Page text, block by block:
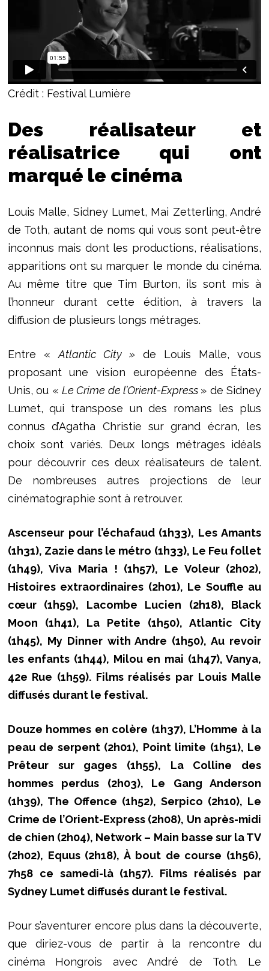
Crédit : Festival Lumière
Des réalisateur et
réalisatrice qui ont
marqué le cinéma
Louis Malle, Sidney Lumet, Mai Zetterling, André
de Toth, autant de noms qui vous sont peut-être
inconnus mais dont les productions, réalisations,
apparitions ont su marquer le monde du cinéma.
Au même titre que Tim Burton, ils sont mis à
l’honneur durant cette édition, à travers la
diffusion de plusieurs longs métrages.
Entre « Atlantic City » de Louis Malle, vous
proposant une vision européenne des États-
Unis, ou « Le Crime de l’Orient-Express » de Sidney
Lumet, qui transpose un des romans les plus
connus d’Agatha Christie sur grand écran, les
choix sont variés. Deux longs métrages idéals
pour découvrir ces deux réalisateurs de talent.
De nombreuses autres projections de leur
cinématographie sont à retrouver.
Ascenseur pour l’échafaud (1h33), Les Amants
(1h31), Zazie dans le métro (1h33), Le Feu follet
(1h49), Viva Maria ! (1h57), Le Voleur (2h02),
Histoires extraordinaires (2h01), Le Souffle au
cœur (1h59), Lacombe Lucien (2h18), Black
Moon (1h41), La Petite (1h50), Atlantic City
(1h45), My Dinner with Andre (1h50), Au revoir
les enfants (1h44), Milou en mai (1h47), Vanya,
42e Rue (1h59). Films réalisés par Louis Malle
diffusés durant le festival.
Douze hommes en colère (1h37), L’Homme à la
peau de serpent (2h01), Point limite (1h51), Le
Prêteur sur gages (1h55), La Colline des
hommes perdus (2h03), Le Gang Anderson
(1h39), The Offence (1h52), Serpico (2h10), Le
Crime de l’Orient-Express (2h08), Un après-midi
de chien (2h04), Network – Main basse sur la TV
(2h02), Equus (2h18), À bout de course (1h56),
7h58 ce samedi-là (1h57). Films réalisés par
Sydney Lumet diffusés durant le festival.
Pour s’aventurer encore plus dans la découverte,
que diriez-vous de partir à la rencontre du
cinéma Hongrois avec André de Toth. Le